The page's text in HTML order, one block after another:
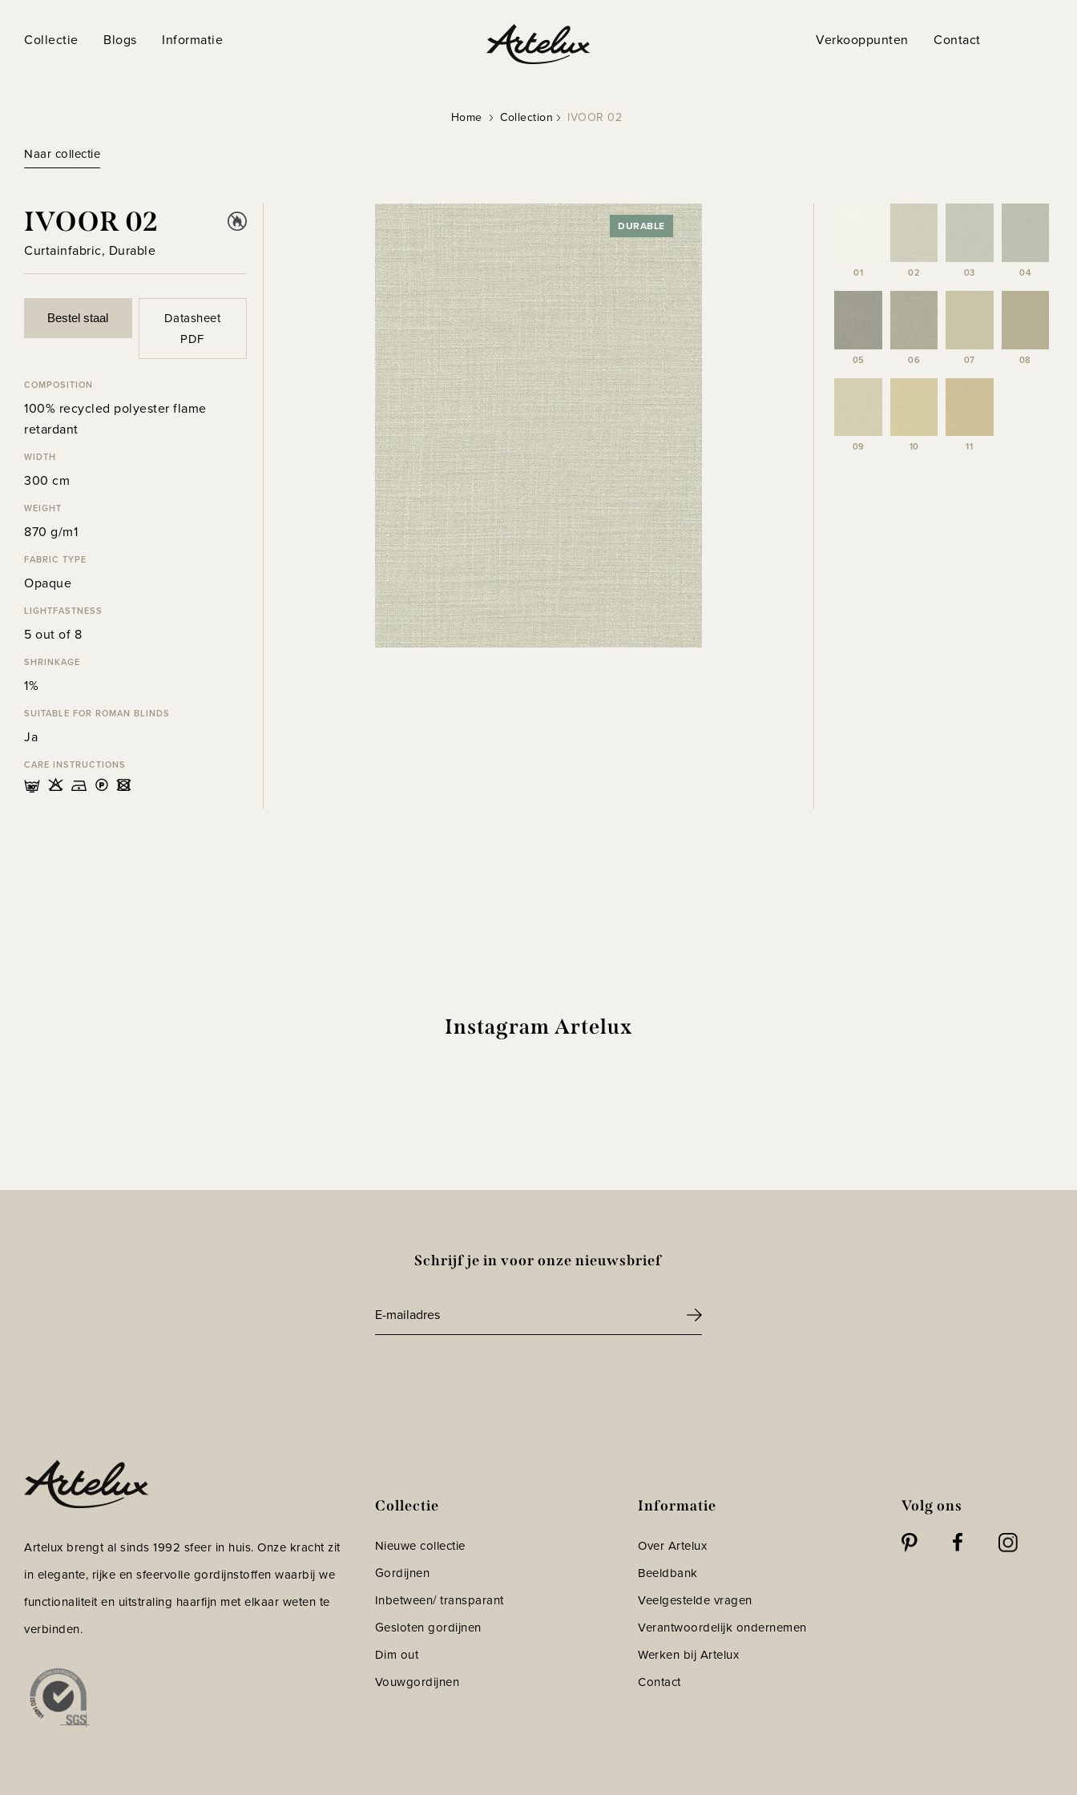
Collectie Blogs Informatie Verkooppunten Contact
Home Collection IVOOR 02
Naar collectie
IVOOR 02
Curtainfabric, Durable
Bestel staal
Datasheet
PDF
COMPOSITION
100% recycled polyester flame
retardant
WIDTH
300 cm
WEIGHT
870 g/m1
FABRIC TYPE
Opaque
LIGHTFASTNESS
5 out of 8
SHRINKAGE
1%
SUITABLE FOR ROMAN BLINDS
Ja
CARE INSTRUCTIONS
mHDLU
DURABLE
01 02 03 04
05 06 07 08
09 10 11
Instagram Artelux
Schrijf je in voor onze nieuwsbrief
mailadres
Artelux brengt al sinds 1992 sfeer in huis. Onze kracht zit
in elegante, rijke en sfeervolle gordijnstoffen waarbij we
functionaliteit en uitstraling haarfijn met elkaar weten te
verbinden.
Collectie
Nieuwe collectie
Gordijnen
Inbetween/ transparant
Gesloten gordijnen
Dim out
Vouwgordijnen
Informatie
Over Artelux
Beeldbank
Veelgestelde vragen
Verantwoordelijk ondernemen
Werken bij Artelux
Contact
Volg ons